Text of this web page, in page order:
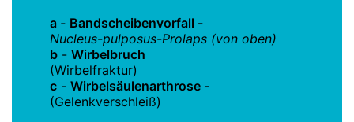
a - Bandscheibenvorfall -
Nucleus-pulposus-Prolaps (von oben)
b - Wirbelbruch
(Wirbelfraktur)
c - Wirbelsäulenarthrose -
(Gelenkverschleiß)